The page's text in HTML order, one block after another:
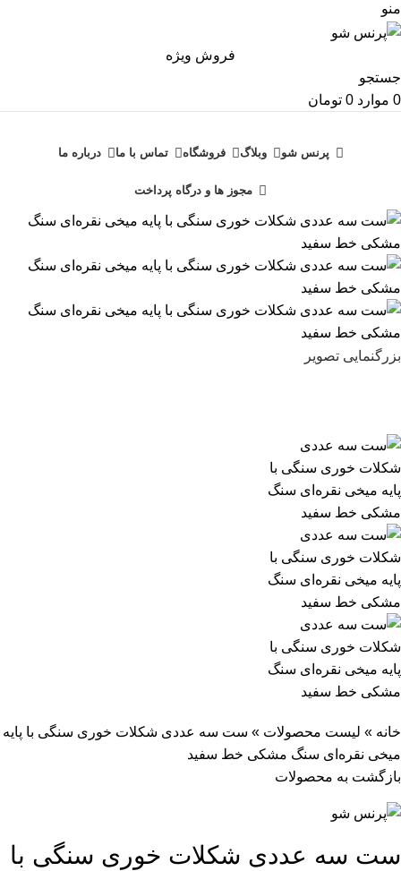
منو
فروش ویژه
جستجو
0 موارد 0 تومان
پرنس شو وبلاگ فروشگاه تماس با ما درباره ما
مجوز ها و درگاه پرداخت
بزرگنمایی تصویر
خانه » لیست محصولات » ست سه عددی شکلات خوری سنگی با پایه
میخی نقره‌ای سنگ مشکی خط سفید
بازگشت به محصولات
ست سه عددی شکلات خوری سنگی با